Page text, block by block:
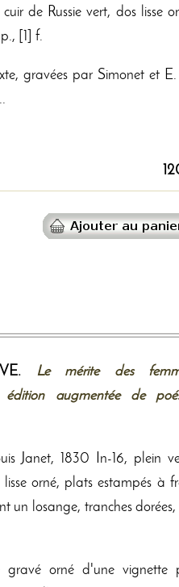
cuir de Russie vert, dos lisse
[1] f.
gravées par Simonet et
Le mérite des
édition augmentée de
Janet, 1830 In-16, plein
lisse orné, plats estampés à
un losange, tranches dorées,
gravé orné d'une vignette